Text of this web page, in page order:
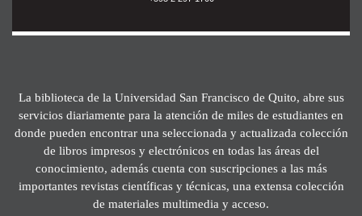
La biblioteca de la Universidad San Francisco de Quito, abre sus
servicios diariamente para la atención de miles de estudiantes en
donde pueden encontrar una seleccionada y actualizada colección
de libros impresos y electrónicos en todas las áreas del
conocimiento, además cuenta con suscripciones a las más
importantes revistas científicas y técnicas, una extensa colección
de materiales multimedia y acceso.